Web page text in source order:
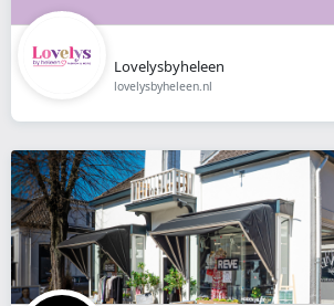
Lovelysbyheleen
lovelysbyheleen.nl